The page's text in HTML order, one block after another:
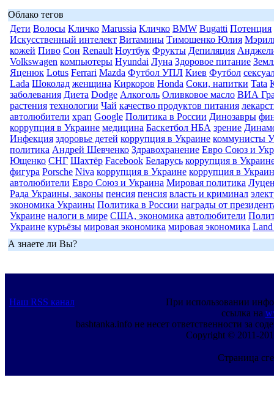
Облако тегов
Дети Волосы Кличко Marussia Кличко BMW Bugatti Потенция
Искусственный интелект Витамины Тимошенко Юлия
кожей Пиво Сон Renault Ноутбук Фрукты Депиляция
Volkswagen компьютеры Hyundai Луна Здоровое питание
Яценюк Lotus Ferrari Mazda Футбол УПЛ Киев Футбол
Lada Шоколад женщина Киркоров Honda Соки, напитки Tata
заболевания Диета Dodge Алкоголь Оливковое масло ВИА
растения технологии Чай качество продуктов питания
автолюбители храп Google Политика в России Динозавры
коррупция в Украине медицина Баскетбол НБА зрение
Инфекция здоровье детей коррупция в Украине коммунисты
политика Андрей Шевченко Здравохранение Евро Союз и
Ющенко СНГ Шахтёр Facebook Беларусь коррупция в
фигура Porsche Niva коррупция в Украине коррупция в
автолюбители Евро Союз и Украина Мировая политика
Рада Украины, законы пенсия пенсия власть и криминал
экономика Украины Политика в России награды от
Украине налоги в мире США, экономика автолюбители
Украине курьёзы мировая экономика мировая экономика
А знаете ли Вы?
Наш RSS канал
При использовании
ссылка на
bashtanka.info не несет ответственности за
Copyright © 2011-
Страница